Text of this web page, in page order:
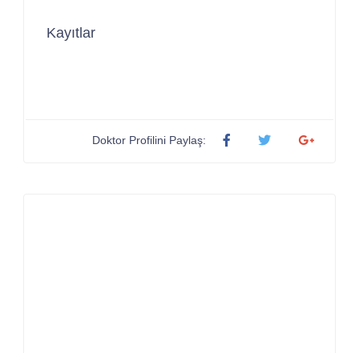
Kayıtlar
Doktor Profilini Paylaş: